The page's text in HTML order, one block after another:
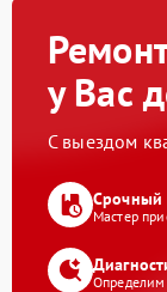
у Вас
С выездом
Срочный
Мастер
Определим